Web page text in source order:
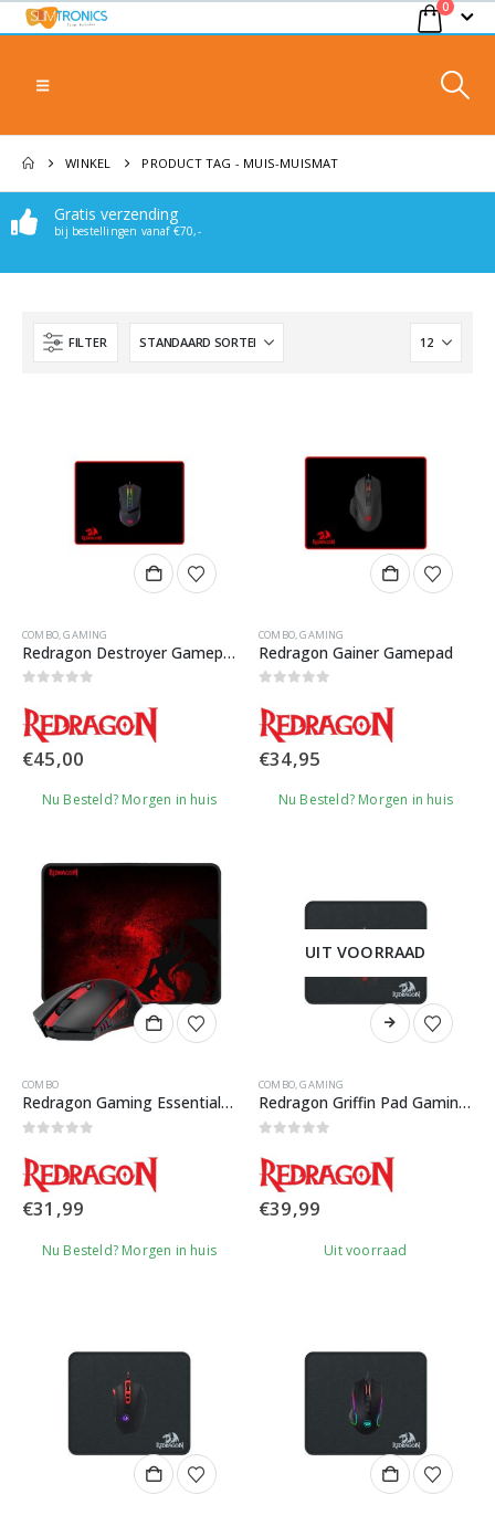
0
WINKEL PRODUCT TAG - MUIS-MUISMAT
Gratis verzending
bij bestellingen vanaf €70,-
FILTER
COMBO,GAMING
Redragon Destroyer Gamepad Set
€45,00
Nu Besteld? Morgen in huis
COMBO,GAMING
Redragon Gainer Gamepad
€34,95
Nu Besteld? Morgen in huis
COMBO
Redragon Gaming Essential M601WL-BA Set
€31,99
Nu Besteld? Morgen in huis
UIT VOORRAAD
COMBO,GAMING
Redragon Griffin Pad Gaming Set
€39,99
Uit voorraad